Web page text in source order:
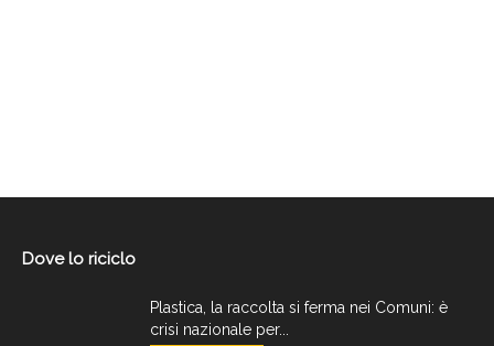
Dove lo riciclo
Plastica, la raccolta si ferma nei Comuni: è
crisi nazionale per...